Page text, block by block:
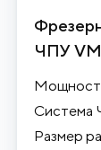
ЧПУ
Система
Размер